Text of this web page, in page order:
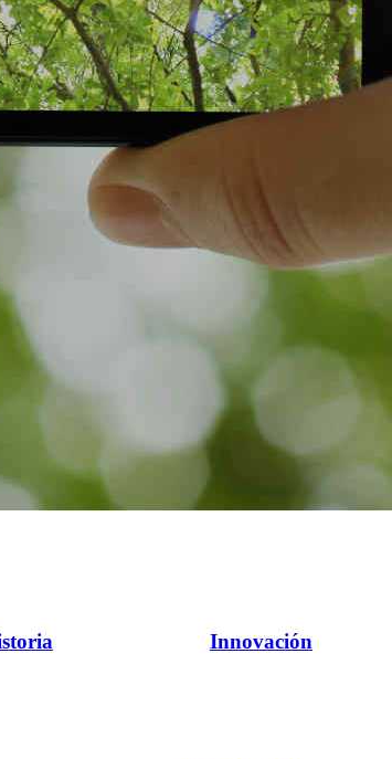
Innovación